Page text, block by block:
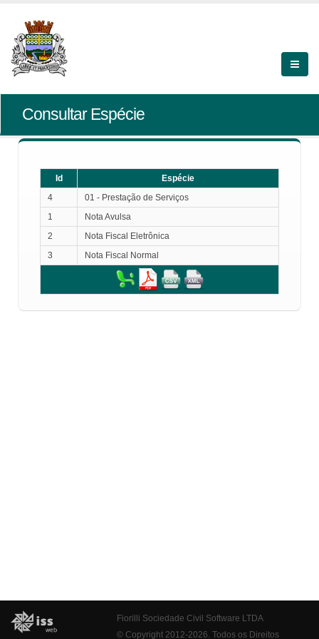
Consultar Espécie
Id
Espécie
4
01 - Prestação de Serviços
1
Nota Avulsa
2
Nota Fiscal Eletrônica
3
Nota Fiscal Normal
Fiorilli Sociedade Civil Software LTDA
© Copyright 2012-2026. Todos os Direitos